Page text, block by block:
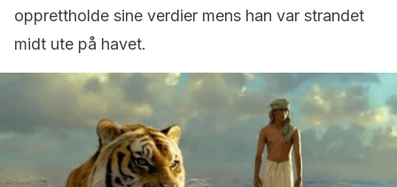
opprettholde sine verdier mens han var strandet
midt ute på havet.